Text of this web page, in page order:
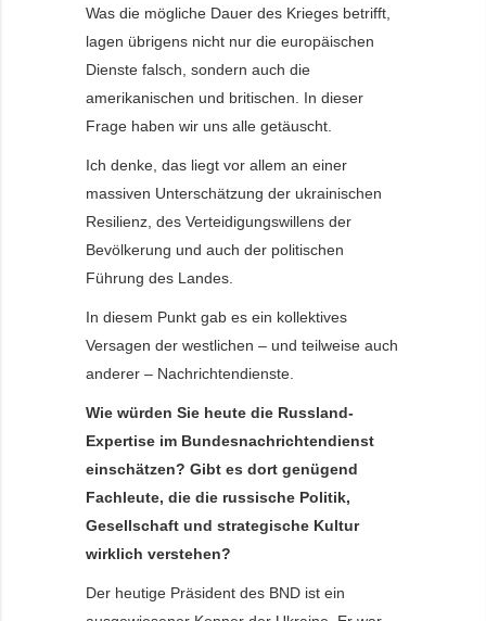
Was die mögliche Dauer des Krieges betrifft,
lagen übrigens nicht nur die europäischen
Dienste falsch, sondern auch die
amerikanischen und britischen. In dieser
Frage haben wir uns alle getäuscht.
Ich denke, das liegt vor allem an einer
massiven Unterschätzung der ukrainischen
Resilienz, des Verteidigungswillens der
Bevölkerung und auch der politischen
Führung des Landes.
In diesem Punkt gab es ein kollektives
Versagen der westlichen – und teilweise auch
anderer – Nachrichtendienste.
Wie würden Sie heute die Russland-
Expertise im Bundesnachrichtendienst
einschätzen? Gibt es dort genügend
Fachleute, die die russische Politik,
Gesellschaft und strategische Kultur
wirklich verstehen?
Der heutige Präsident des BND ist ein